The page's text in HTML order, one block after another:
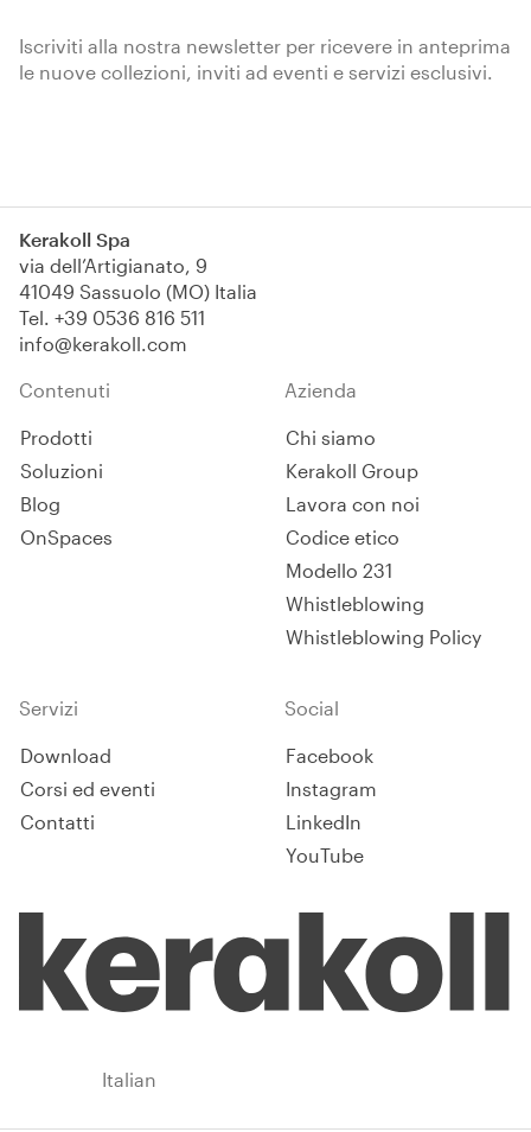
Iscriviti alla nostra newsletter per ricevere in anteprima
le nuove collezioni, inviti ad eventi e servizi esclusivi.
Kerakoll Spa
via dell’Artigianato, 9
41049 Sassuolo (MO) Italia
Tel. +39 0536 816 511
info@kerakoll.com
Contenuti
Prodotti
Soluzioni
Blog
OnSpaces
Azienda
Chi siamo
Kerakoll Group
Lavora con noi
Codice etico
Modello 231
Whistleblowing
Whistleblowing Policy
Servizi
Download
Corsi ed eventi
Contatti
Social
Facebook
Instagram
LinkedIn
YouTube
Italian